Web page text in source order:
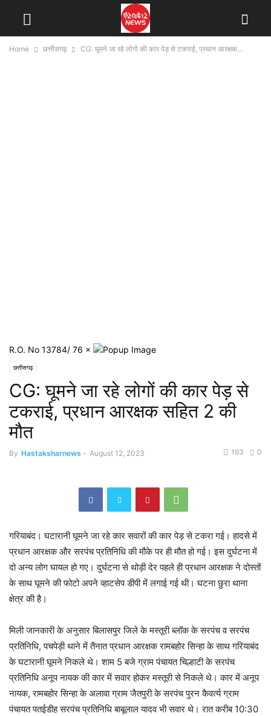
Home छत्तीसगढ़ CG: घूमने जा रहे लोगों की कार पेड़ से टकराई, प्रधान आरक्षक...
R.O. No 13784/ 76 ×
छत्तीसगढ़
CG: घूमने जा रहे लोगों की कार पेड़ से
टकराई, प्रधान आरक्षक सहित 2 की
मौत
By Hastaksharnews - August 12, 2023 0
193
गरियाबंद। घटारानी घूमने जा रहे कार सवारों की कार पेड़ से टकरा गई। हादसे में
प्रधान आरक्षक और सरपंच प्रतिनिधि की मौके पर ही मौत हो गई। इस दुर्घटना में
दो अन्य लोग घायल हो गए। दुर्घटना से थोड़ी देर पहले ही प्रधान आरक्षक ने दोस्तों
के साथ घूमने की फोटो अपने व्हाटसेप डीपी में लगाई गई थी। घटना छुरा थाना
क्षेत्र की है।
मिली जानकारी के अनुसार बिलासपुर जिले के मस्तूरी ब्लॉक के सरपंच व सरपंच
प्रतिनिधि, पचपेड़ी थाने में तैनात प्रधान आरक्षक रामबहोर सिन्हा के साथ गरियाबंद
के घटारानी घूमने निकले थे। शाम 5 बजे ग्राम पंचायत चिल्हाटी के सरपंच
प्रतिनिधि अनूप नायक की कार में सवार होकर मस्तूरी से निकले थे। कार में अनूप
नायक, रामबहोर सिन्हा के अलावा ग्राम जैतपुरी के सरपंच पुरन कैवर्त्य ग्राम
पंचायत पतईडीह सरपंच प्रतिनिधि बाबूलाल यादव भी सवार थे। रात करीब 10:30